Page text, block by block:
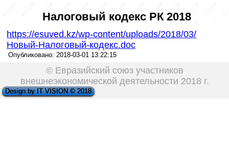
Налоговый кодекс РК 2018
https://esuved.kz/wp-content/uploads/2018/03/
Новый-Налоговый-кодекс.doc
Опубликовано: 2018-03-01 13:22:15
© Евразийский союз участников
внешнеэкономической деятельности 2018 г.
Design by IT VISION © 2018